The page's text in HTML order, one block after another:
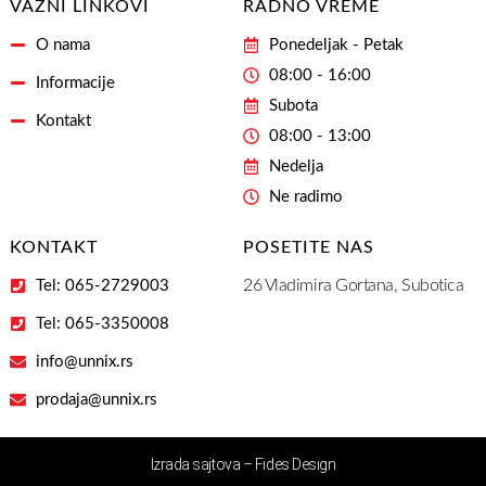
VAŽNI LINKOVI
O nama
Informacije
Kontakt
RADNO VREME
Ponedeljak - Petak
08:00 - 16:00
Subota
08:00 - 13:00
Nedelja
Ne radimo
KONTAKT
Tel: 065-2729003
Tel: 065-3350008
info@unnix.rs
prodaja@unnix.rs
POSETITE NAS
26 Vladimira Gortana, Subotica
Izrada sajtova – Fides Design